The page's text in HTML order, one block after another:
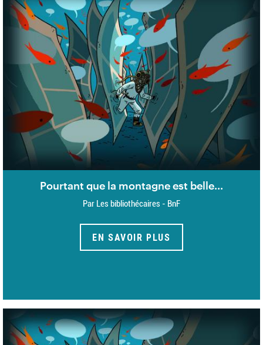
Pourtant que la montagne est belle...
Par Les bibliothécaires - BnF
EN SAVOIR PLUS